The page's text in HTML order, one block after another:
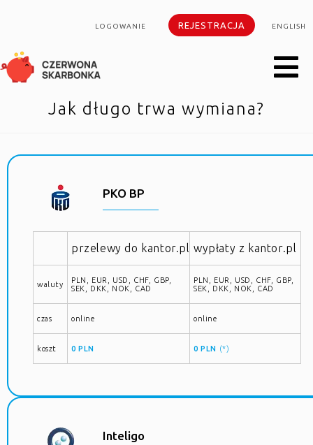
LOGOWANIE REJESTRACJA ENGLISH
Jak długo trwa wymiana?
PKO BP
przelewy do kantor.pl wypłaty z kantor.pl
waluty
PLN, EUR, USD, CHF, GBP,
SEK, DKK, NOK, CAD
PLN, EUR, USD, CHF, GBP,
SEK, DKK, NOK, CAD
czas online online
koszt 0 PLN 0 PLN (*)
Inteligo